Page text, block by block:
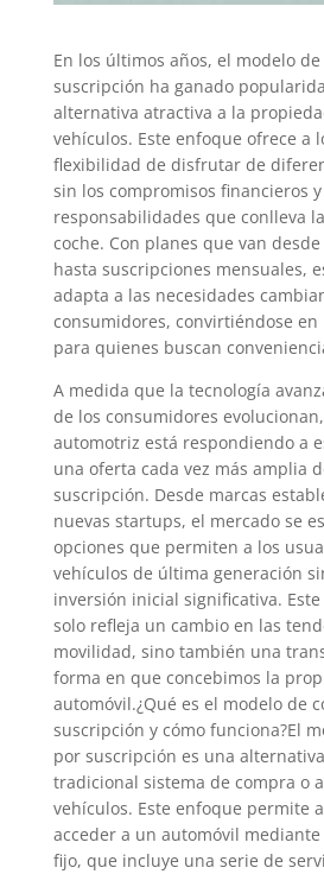
En los últimos años, el modelo
suscripción ha ganado
alternativa atractiva a la
vehículos. Este enfoque ofrece a
flexibilidad de disfrutar de
sin los compromisos financieros
responsabilidades que conlleva
coche. Con planes que van
hasta suscripciones mensuales,
adapta a las necesidades
consumidores, convirtiéndose
para quienes buscan
A medida que la tecnología
de los consumidores
automotriz está respondiendo a
una oferta cada vez más amplia
suscripción. Desde marcas
nuevas startups, el mercado se
opciones que permiten a los
vehículos de última generación
inversión inicial significativa.
solo refleja un cambio en las
movilidad, sino también una
forma en que concebimos la
automóvil.¿Qué es el modelo de
suscripción y cómo funciona?El
por suscripción es una
tradicional sistema de compra o
vehículos. Este enfoque permite
acceder a un automóvil
fijo, que incluye una serie de